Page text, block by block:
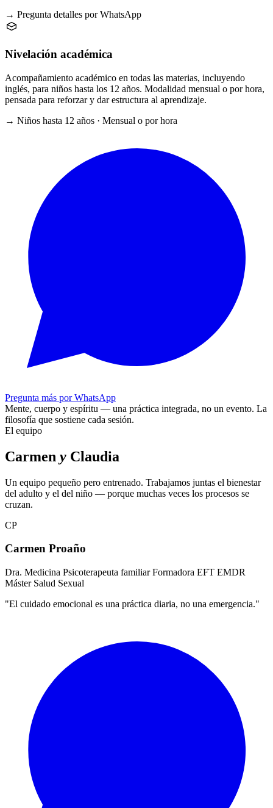
→ Pregunta detalles por WhatsApp
Nivelación académica
Acompañamiento académico en todas las materias, incluyendo
inglés, para niños hasta los 12 años. Modalidad mensual o por hora,
pensada para reforzar y dar estructura al aprendizaje.
→ Niños hasta 12 años · Mensual o por hora
Pregunta más por WhatsApp
Mente, cuerpo y espíritu — una práctica integrada, no un evento. La
filosofía que sostiene cada sesión.
El equipo
Carmen y Claudia
Un equipo pequeño pero entrenado. Trabajamos juntas el bienestar
del adulto y el del niño — porque muchas veces los procesos se
cruzan.
CP
Carmen Proaño
Dra. Medicina Psicoterapeuta familiar Formadora EFT EMDR
Máster Salud Sexual
"El cuidado emocional es una práctica diaria, no una emergencia."